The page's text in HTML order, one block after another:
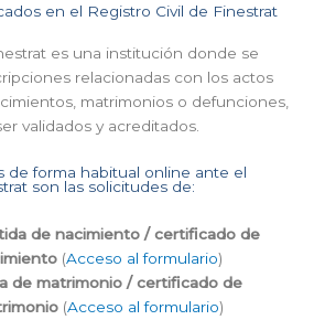
en el Registro Civil de Finestrat
es una institución donde se
relacionadas con los actos
matrimonios o defunciones,
validados y acreditados.
de forma habitual online ante el
son las solicitudes de:
de nacimiento / certificado de
(Acceso al formulario)
de matrimonio / certificado de
(Acceso al formulario)